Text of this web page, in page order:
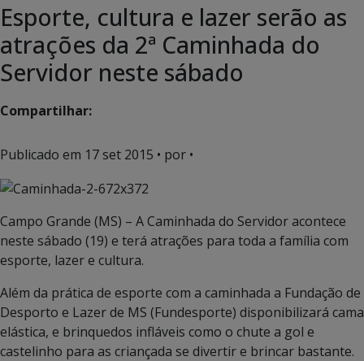
Esporte, cultura e lazer serão as
atrações da 2ª Caminhada do
Servidor neste sábado
Compartilhar:
Publicado em 17 set 2015 • por •
Campo Grande (MS) – A Caminhada do Servidor acontece
neste sábado (19) e terá atrações para toda a família com
esporte, lazer e cultura.
Além da prática de esporte com a caminhada a Fundação de
Desporto e Lazer de MS (Fundesporte) disponibilizará cama
elástica, e brinquedos infláveis como o chute a gol e
castelinho para as criançada se divertir e brincar bastante.